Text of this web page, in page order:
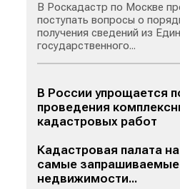
В Роскадастр по Москве
поступать вопросы о
получения сведений из
государственного...
В России упрощается
проведения
кадастровых работ
Кадастровая палата
самые
недвижимости...